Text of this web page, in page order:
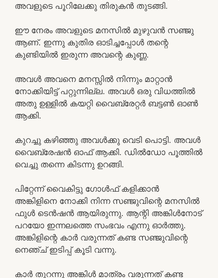
അവളുടെ പൂറിലേക്കു തിരുകൻ തുടങ്ങി.
ഈ നേരം അവളുടെ മനസിൽ മുഴുവൻ സഞ്ജു
ആണ്. ഇന്നു കുതിര ഓടിച്ചപ്പോൾ തന്റെ
കുണ്ടിയിൽ ഇരുന്ന അവന്റെ കുണ്ണ.
അവൾ അവനെ മനസ്സിൽ നിന്നും മാറ്റാൻ
നോക്കിയിട്ട് പറ്റുന്നില്ല. അവൾ ഒരു വിധത്തിൽ
അതു ഉള്ളിൽ കയറ്റി വൈബ്രേറ്റർ ബട്ടൺ ഓൺ
ആക്കി.
കുറച്ചു കഴിഞ്ഞു അവൾക്കു വെടി പൊട്ടി. അവൾ
വൈബ്രേഷൻ ഓഫ്‌ ആക്കി. ഡിൽഡോ പൂത്തിൽ
വെച്ചു തന്നെ കിടന്നു ഉറങ്ങി.
പിറ്റേന്ന് വൈകിട്ടു ഗോൾഫ് കളിക്കാൻ
അങ്കിളിനെ നോക്കി നിന്ന സഞ്ജുവിന്റെ മനസിൽ
ഫുൾ ടെൻഷൻ ആയിരുന്നു. ആന്റി അങ്കിൾനോട്
പറയോ ഇന്നലത്തെ സംഭവം എന്നു ഓർത്തു.
അങ്കിളിന്റെ കാർ വരുന്നത് കണ്ട സഞ്ജുവിന്റെ
നെഞ്ച് ഇടിപ്പ് കൂടി വന്നു.
കാർ തുറന്നു അങ്കിൾ മാത്രം വരുന്നത് കണ്ട